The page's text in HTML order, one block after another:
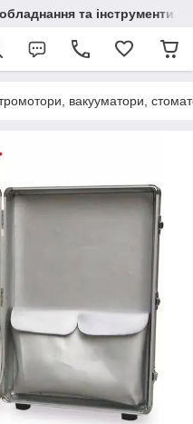
та інструменти
вакууматори,